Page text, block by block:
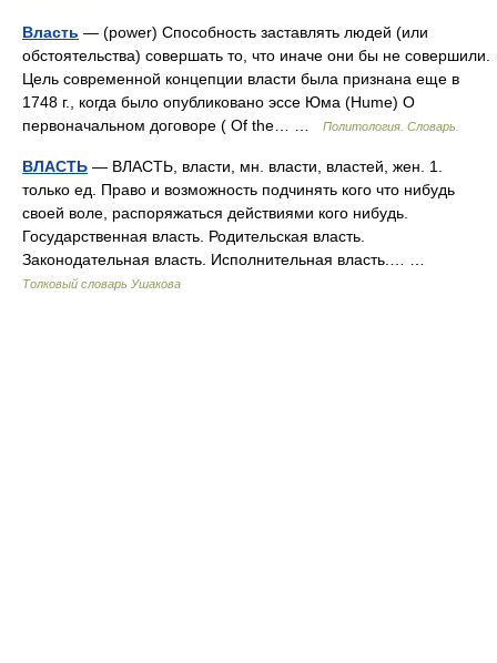
Власть — (power) Способность заставлять людей (или
обстоятельства) совершать то, что иначе они бы не совершили.
Цель современной концепции власти была признана еще в
1748 г., когда было опубликовано эссе Юма (Hume) О
первоначальном договоре ( Of the… …
Политология. Словарь.
ВЛАСТЬ — ВЛАСТЬ, власти, мн. власти, властей, жен. 1.
только ед. Право и возможность подчинять кого что нибудь
своей воле, распоряжаться действиями кого нибудь.
Государственная власть. Родительская власть.
Законодательная власть. Исполнительная власть.… …
Толковый словарь Ушакова